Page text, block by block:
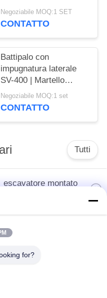
Negoziabile MOQ:1 SET
CONTATTO
Battipalo con
impugnatura laterale
SV-400 | Martello
idraulico 656KN per
spazi ristretti
Negoziabile MOQ:1 set
CONTATTO
Tutti
escavatore montato
della presa
for?